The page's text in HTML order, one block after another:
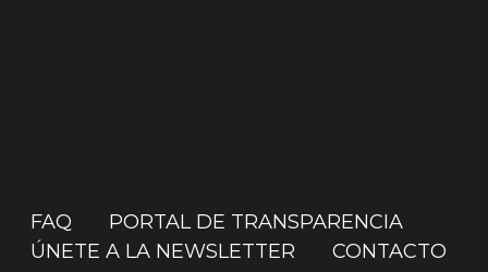
FAQ
PORTAL DE TRANSPARENCIA
ÚNETE A LA NEWSLETTER
CONTACTO